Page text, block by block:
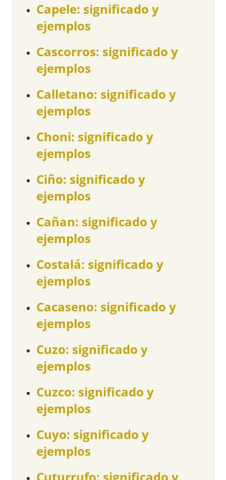
Capele: significado y
ejemplos
Cascorros: significado y
ejemplos
Calletano: significado y
ejemplos
Choni: significado y
ejemplos
Ciño: significado y
ejemplos
Cañan: significado y
ejemplos
Costalá: significado y
ejemplos
Cacaseno: significado y
ejemplos
Cuzo: significado y
ejemplos
Cuzco: significado y
ejemplos
Cuyo: significado y
ejemplos